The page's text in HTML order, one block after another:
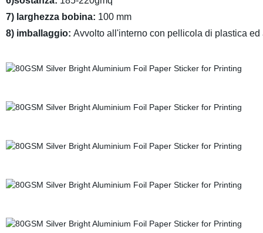
7) larghezza bobina: 100mm
8) imballaggio: Avvolto all'interno con pellicola di plastica ed